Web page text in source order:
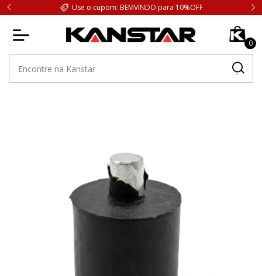
Use o cupom: BEMVINDO para 10%OFF
0